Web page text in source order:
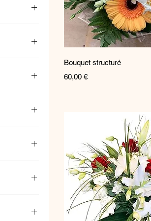
Aperçu
Bouquet structuré
Prix
60,00 €